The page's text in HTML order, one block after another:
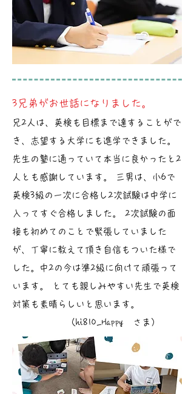
3兄弟がお世話になりました。
兄2人は、英検も目標まで達することがで
き、志望する大学にも進学できました。
先生の塾に通っていて本当に良かったと2
人とも感謝しています。 三男は、小6で
英検3級の一次に合格し2次試験は中学に
入ってすぐ合格しました。 2次試験の面
接も初めてのことで緊張していました
が、丁寧に教えて頂き自信もついた様で
した。中2の今は準2級に向けて頑張って
います。 とても親しみやすい先生で英検
対策も素晴らしいと思います。
（hi810_Happy さま）